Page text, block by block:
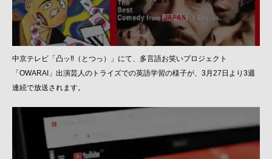
中京テレビ「凸ッ‼︎（とつっ）」にて、多言語お笑いプロジェクト
「OWARAI」出演芸人のトライズでの英語学習の様子が、3月27日より3週
連続で放送されます。